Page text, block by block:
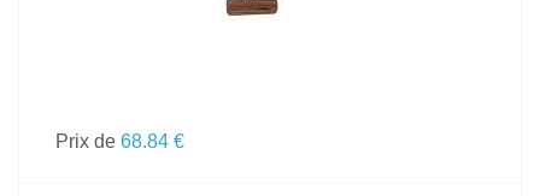
Prix de 68.84 €